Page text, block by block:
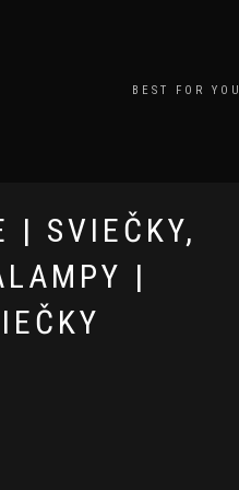
BEST FOR YOU
| SVIEČKY,
|